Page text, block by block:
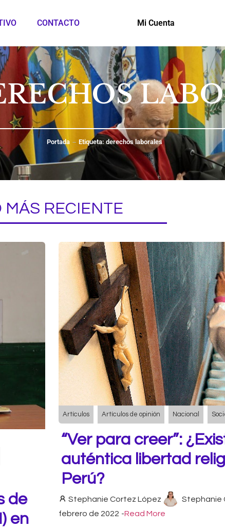
CONTACTO Mi Cuenta
Portada Etiqueta: derechos laborales
MÁS RECIENTE
de
en
Artículos Artículos de opinión Nacional
“Ver para creer”:
auténtica libertad
Perú?
Stephanie Cortez López Stephanie
febrero de 2022 -Read More